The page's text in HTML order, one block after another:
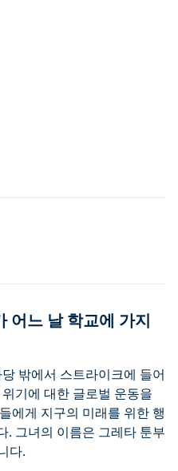
어느 날 학교에 가지
밖에서 스트라이크에 들어
기에 대한 글로벌 운동을
에게 지구의 미래를 위한 행
. 그녀의 이름은 그레타 툰부
다.